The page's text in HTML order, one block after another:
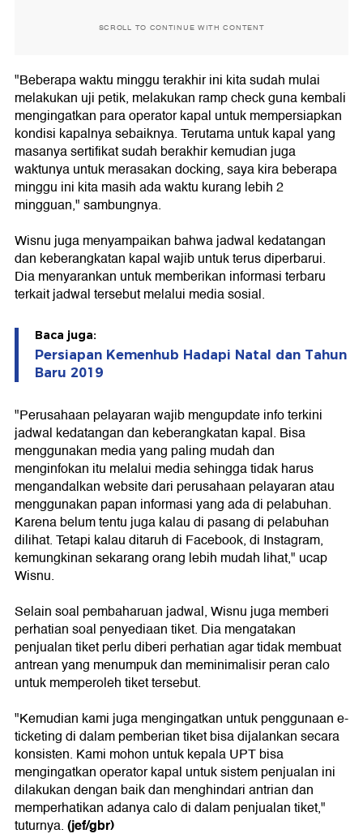
SCROLL TO CONTINUE WITH CONTENT
"Beberapa waktu minggu terakhir ini kita sudah mulai
melakukan uji petik, melakukan ramp check guna kembali
mengingatkan para operator kapal untuk mempersiapkan
kondisi kapalnya sebaiknya. Terutama untuk kapal yang
masanya sertifikat sudah berakhir kemudian juga
waktunya untuk merasakan docking, saya kira beberapa
minggu ini kita masih ada waktu kurang lebih 2
mingguan," sambungnya.
Wisnu juga menyampaikan bahwa jadwal kedatangan
dan keberangkatan kapal wajib untuk terus diperbarui.
Dia menyarankan untuk memberikan informasi terbaru
terkait jadwal tersebut melalui media sosial.
Baca juga:
Persiapan Kemenhub Hadapi Natal dan Tahun
Baru 2019
"Perusahaan pelayaran wajib mengupdate info terkini
jadwal kedatangan dan keberangkatan kapal. Bisa
menggunakan media yang paling mudah dan
menginfokan itu melalui media sehingga tidak harus
mengandalkan website dari perusahaan pelayaran atau
menggunakan papan informasi yang ada di pelabuhan.
Karena belum tentu juga kalau di pasang di pelabuhan
dilihat. Tetapi kalau ditaruh di Facebook, di Instagram,
kemungkinan sekarang orang lebih mudah lihat," ucap
Wisnu.
Selain soal pembaharuan jadwal, Wisnu juga memberi
perhatian soal penyediaan tiket. Dia mengatakan
penjualan tiket perlu diberi perhatian agar tidak membuat
antrean yang menumpuk dan meminimalisir peran calo
untuk memperoleh tiket tersebut.
"Kemudian kami juga mengingatkan untuk penggunaan e-
ticketing di dalam pemberian tiket bisa dijalankan secara
konsisten. Kami mohon untuk kepala UPT bisa
mengingatkan operator kapal untuk sistem penjualan ini
dilakukan dengan baik dan menghindari antrian dan
memperhatikan adanya calo di dalam penjualan tiket,"
tuturnya.(jef/gbr)